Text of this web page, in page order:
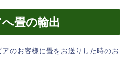
畳の輸出
のお客様に畳をお送りした時のお